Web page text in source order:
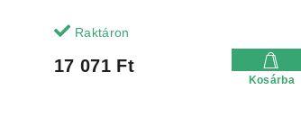
Raktáron
17 071 Ft
Kosárba